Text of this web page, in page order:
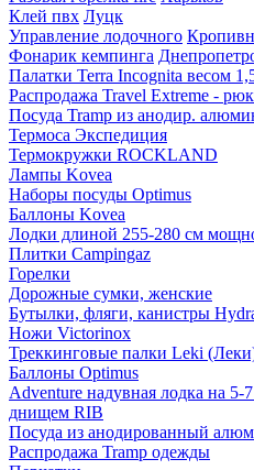
Клей пвх Луцк
Управление лодочного
Фонарик кемпинга
Палатки Terra Incognita весом
Распродажа Travel Extreme -
Посуда Tramp из анодир.
Термоса Экспедиция
Термокружки ROCKLAND
Лампы Kovea
Наборы посуды Optimus
Баллоны Kovea
Лодки длиной 255-280 см
Плитки Campingaz
Горелки
Дорожные сумки, женские
Бутылки, фляги, канистры
Ножи Victorinox
Треккинговые палки Leki
Баллоны Optimus
Adventure надувная лодка на 5-
днищем RIB
Посуда из анодированный
Распродажа Tramp одежды